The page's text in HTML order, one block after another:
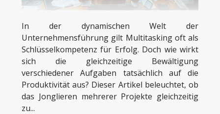
In der dynamischen Welt der
Unternehmensführung gilt Multitasking oft als
Schlüsselkompetenz für Erfolg. Doch wie wirkt
sich die gleichzeitige Bewältigung
verschiedener Aufgaben tatsächlich auf die
Produktivität aus? Dieser Artikel beleuchtet, ob
das Jonglieren mehrerer Projekte gleichzeitig
zu...